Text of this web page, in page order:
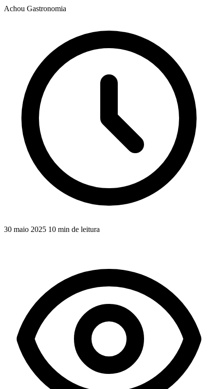
Achou Gastronomia
30 maio 2025 10 min de leitura